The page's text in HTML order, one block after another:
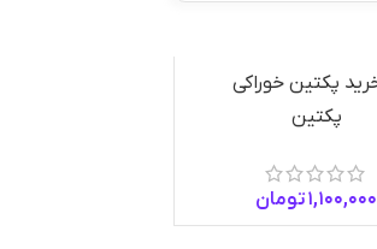
پکتین
1,100,000تومان